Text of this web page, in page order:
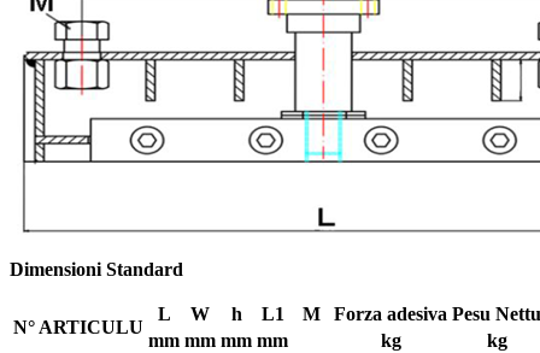
Dimensioni Standard
N° ARTICULU
L W h L1 M Forza adesiva Pesu Nettu
mm mm mm mm kg
kg